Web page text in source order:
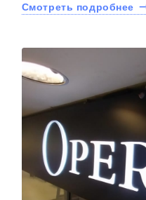
Смотреть подробнее